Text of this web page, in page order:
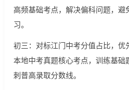
高频基础考点，解决偏科问题，避
习。
初三：对标江门中考分值占比，优
本地中考真题核心考点，训练基础
刺普高录取分数线。